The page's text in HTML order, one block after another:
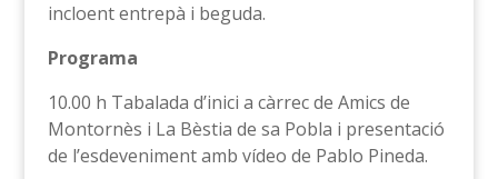
incloent entrepà i beguda.
Programa
10.00 h Tabalada d’inici a càrrec de Amics de
Montornès i La Bèstia de sa Pobla i presentació
de l’esdeveniment amb vídeo de Pablo Pineda.